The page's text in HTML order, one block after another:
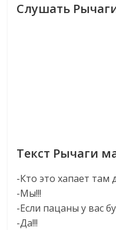
Слушать
Текст Рычаги
-Кто это хапает там
-Мы!!!
-Если пацаны у вас
-Да!!!